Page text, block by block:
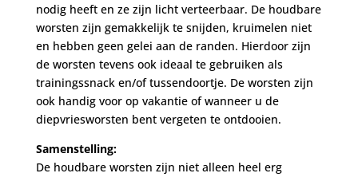
nodig heeft en ze zijn licht verteerbaar. De houdbare
worsten zijn gemakkelijk te snijden, kruimelen niet
en hebben geen gelei aan de randen. Hierdoor zijn
de worsten tevens ook ideaal te gebruiken als
trainingssnack en/of tussendoortje. De worsten zijn
ook handig voor op vakantie of wanneer u de
diepvriesworsten bent vergeten te ontdooien.
Samenstelling:
De houdbare worsten zijn niet alleen heel erg